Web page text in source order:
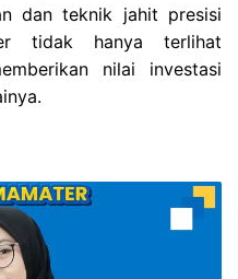
dan teknik jahit presisi
tidak hanya terlihat
nilai investasi